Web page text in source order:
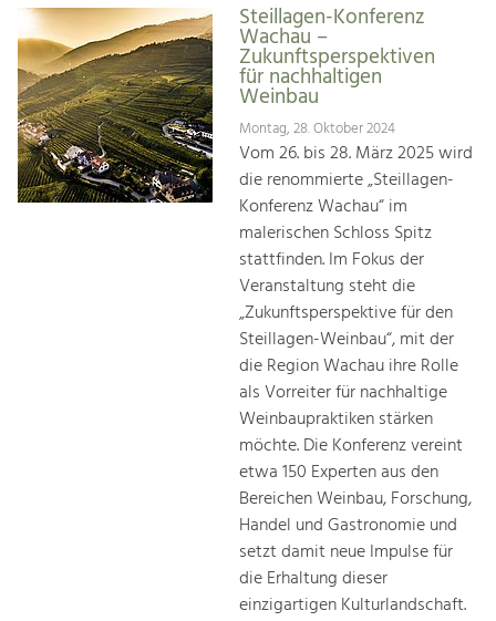
Steillagen-Konferenz
Wachau –
Zukunftsperspektiven
für nachhaltigen
Weinbau
Montag, 28. Oktober 2024
Vom 26. bis 28. März 2025 wird
die renommierte „Steillagen-
Konferenz Wachau“ im
malerischen Schloss Spitz
stattfinden. Im Fokus der
Veranstaltung steht die
„Zukunftsperspektive für den
Steillagen-Weinbau“, mit der
die Region Wachau ihre Rolle
als Vorreiter für nachhaltige
Weinbaupraktiken stärken
möchte. Die Konferenz vereint
etwa 150 Experten aus den
Bereichen Weinbau, Forschung,
Handel und Gastronomie und
setzt damit neue Impulse für
die Erhaltung dieser
einzigartigen Kulturlandschaft.